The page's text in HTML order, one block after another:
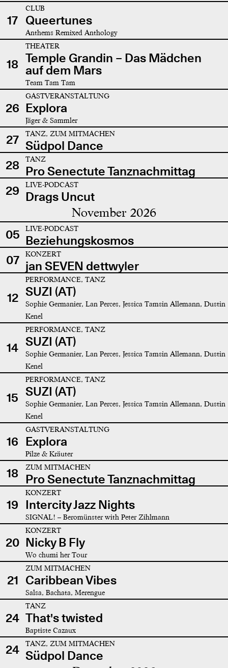
17
CLUB
Queertunes
Anthems Remixed Anthology
18
THEATER
Temple Grandin – Das Mädchen
auf dem Mars
Team Tam Tam
26
GASTVERANSTALTUNG
Explora
Jäger & Sammler
27 TANZ, ZUM MITMACHEN
Südpol Dance
28
TANZ
Pro Senectute Tanznachmittag
29
LIVE-PODCAST
Drags Uncut
November 2026
05 LIVE-PODCAST
Beziehungskosmos
07
KONZERT
jan SEVEN dettwyler
12
PERFORMANCE, TANZ
SUZI (AT)
Sophie Germanier, Lan Perces, Jessica Tamsin Allemann, Dustin
Kenel
14
PERFORMANCE, TANZ
SUZI (AT)
Sophie Germanier, Lan Perces, Jessica Tamsin Allemann, Dustin
Kenel
15
PERFORMANCE, TANZ
SUZI (AT)
Sophie Germanier, Lan Perces, Jessica Tamsin Allemann, Dustin
Kenel
16
GASTVERANSTALTUNG
Explora
Pilze & Kräuter
18 ZUM MITMACHEN
Pro Senectute Tanznachmittag
19
KONZERT
Intercity Jazz Nights
SIGNAL! – Beromünster with Peter Zihlmann
20
KONZERT
Nicky B Fly
Wo chumi her Tour
21
ZUM MITMACHEN
Caribbean Vibes
Salsa, Bachata, Merengue
24
TANZ
That's twisted
Baptiste Cazaux
24 TANZ, ZUM MITMACHEN
Südpol Dance